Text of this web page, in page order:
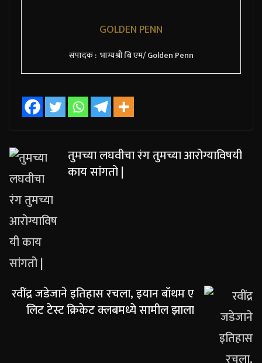
GOLDEN PENN
संपादक : भाग्यश्री बि एम/ Golden Penn
तुमच्या लघवीचा रंग तुमच्या आरोग्याविषयी
काय सांगतो |
रवींद्र जडेजाने इतिहास रचला, इयान बॉथम ए
लिट टेस्ट क्रिकेट क्लबमध्ये सामील झाला